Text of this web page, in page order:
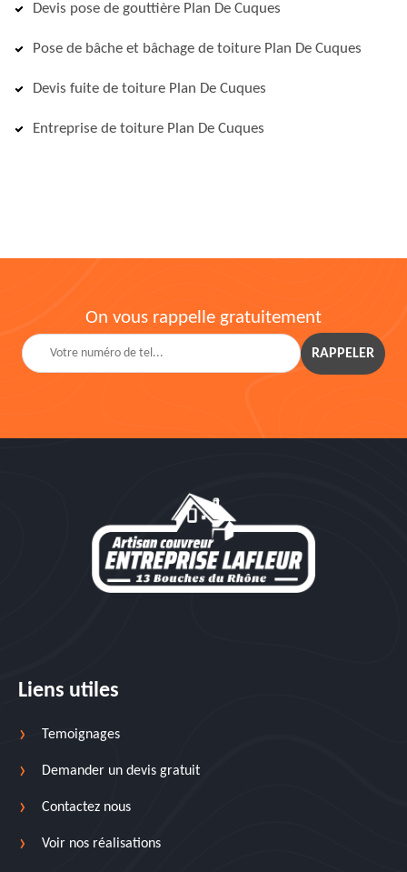
Devis pose de gouttière Plan De Cuques
Pose de bâche et bâchage de toiture Plan De Cuques
Devis fuite de toiture Plan De Cuques
Entreprise de toiture Plan De Cuques
On vous rappelle gratuitement
Liens utiles
Temoignages
Demander un devis gratuit
Contactez nous
Voir nos réalisations